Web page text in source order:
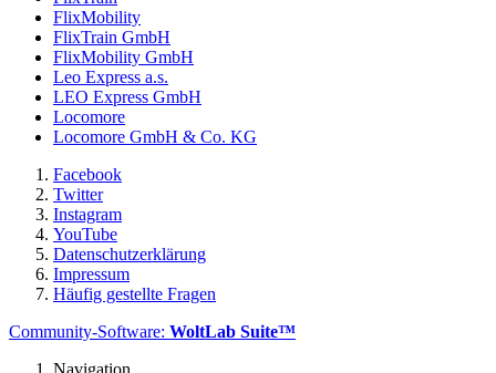
FlixMobility
FlixTrain GmbH
FlixMobility GmbH
Leo Express a.s.
LEO Express GmbH
Locomore
Locomore GmbH & Co. KG
Facebook
Twitter
Instagram
YouTube
Datenschutzerklärung
Impressum
Häufig gestellte Fragen
Community-Software: WoltLab Suite™